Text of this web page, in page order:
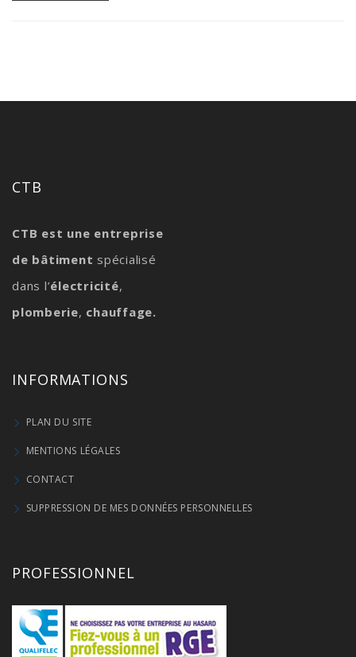
CTB
CTB est une entreprise
de bâtiment spécialisé
dans l’électricité,
plomberie, chauffage.
INFORMATIONS
PLAN DU SITE
MENTIONS LÉGALES
CONTACT
SUPPRESSION DE MES DONNÉES PERSONNELLES
PROFESSIONNEL